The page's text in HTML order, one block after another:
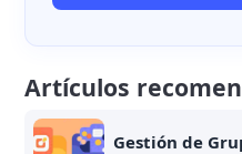
Artículos